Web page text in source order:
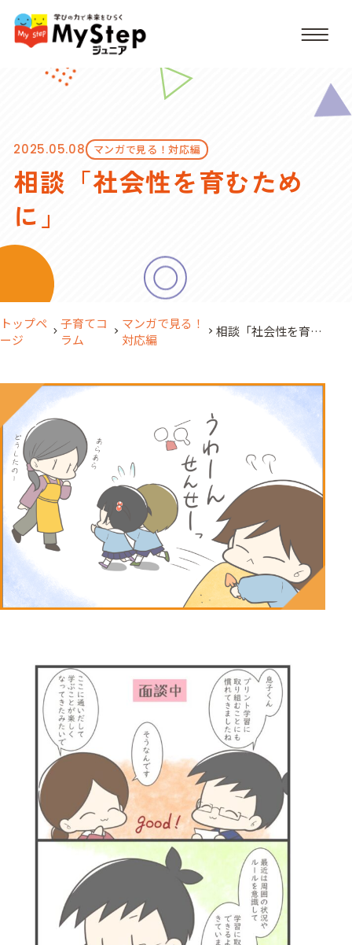
2025.05.08 マンガで見る！対応編
相談「社会性を育むため
に」
トップペ
ージ
子育てコ
ラム
マンガで見る！
対応編
相談「社会性を育む